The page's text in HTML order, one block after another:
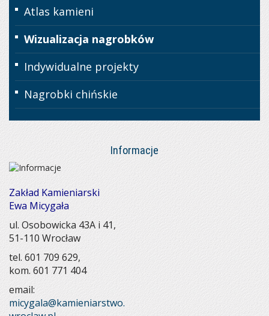
Atlas kamieni
Wizualizacja nagrobków
Indywidualne projekty
Nagrobki chińskie
Informacje
Zakład Kamieniarski
Ewa Micygała
ul. Osobowicka 43A i 41,
51-110 Wrocław
tel. 601 709 629,
kom. 601 771 404
email:
micygala@kamieniarstwo.